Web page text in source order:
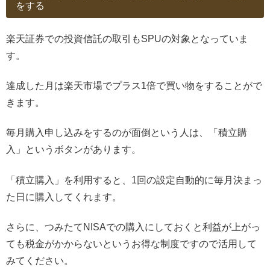
をする
楽天証券での投資信託の取引もSPUの対象となっていま
す。
達成した月は楽天市場でプラス1倍で買い物をすることがで
きます。
毎月購入申し込みをするのが面倒という人は、「積立購
入」というボタンがあります。
「積立購入」を利用すると、1回の設定自動的に毎月決まっ
た日に購入してくれます。
さらに、つみたてNISAでの購入にしておくと利益が上がっ
ても税金がかからないというお得な制度ですので活用して
みてください。